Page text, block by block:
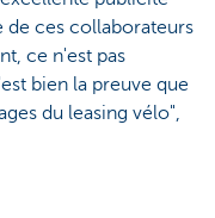
de ces collaborateurs
ce n'est pas
bien la preuve que
du leasing vélo",